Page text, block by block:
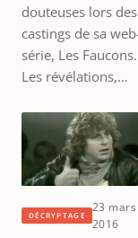
douteuses lors des
castings de sa
série, Les Faucons.
Les révélations,…
DÉCRYPTAGE
23 mars
2016